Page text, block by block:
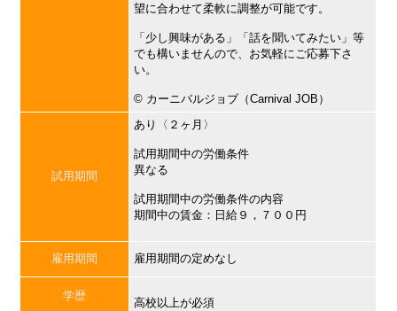
望に合わせて柔軟に調整が可能です。
「少し興味がある」「話を聞いてみたい」等
でも構いませんので、お気軽にご応募下さ
い。
©︎ カーニバルジョブ（Carnival JOB）
試用期間
あり〈２ヶ月〉
試用期間中の労働条件
異なる
試用期間中の労働条件の内容
期間中の賃金：日給９，７００円
雇用期間 雇用期間の定めなし
学歴
高校以上が必須